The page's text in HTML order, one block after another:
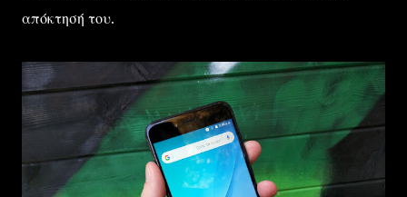
απόκτησή του.